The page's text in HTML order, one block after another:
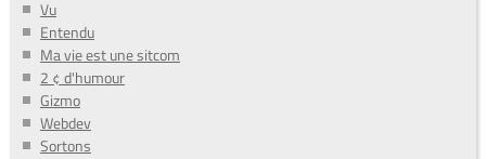
Vu
Entendu
Ma vie est une sitcom
2 ¢ d'humour
Gizmo
Webdev
Sortons